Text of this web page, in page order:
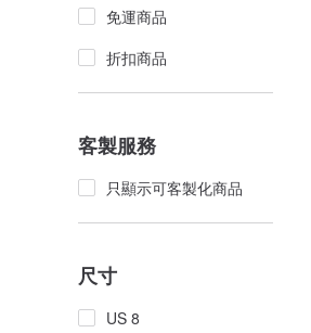
免運商品
折扣商品
客製服務
只顯示可客製化商品
尺寸
US 8